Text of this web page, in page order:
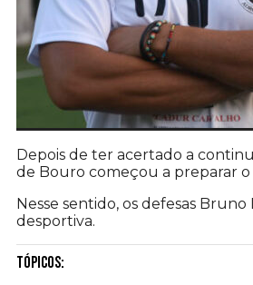
Depois de ter acertado a
de Bouro começou a preparar
Nesse sentido, os defesas
desportiva.
Tópicos: